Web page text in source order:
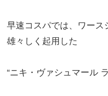
早速コスパでは、ワース
雄々しく起用した
“ニキ・ヴァシュマール